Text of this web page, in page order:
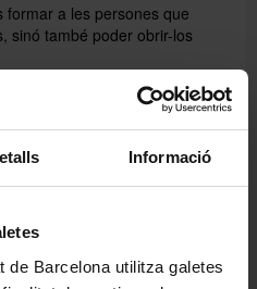
Informació
de Barcelona utilitza galetes
formar a les persones que
sinó també poder obrir-los
des del 25 de març
consultar tota la
el següentenllaç.